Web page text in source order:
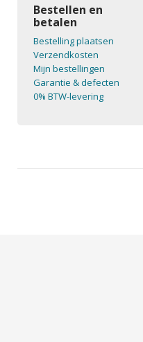
Bestellen en
betalen
Bestelling plaatsen
Verzendkosten
Mijn bestellingen
Garantie & defecten
0% BTW-levering